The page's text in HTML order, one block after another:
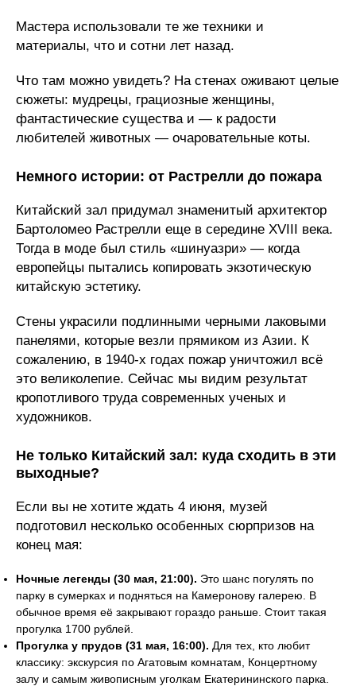
Мастера использовали те же техники и
материалы, что и сотни лет назад.
Что там можно увидеть? На стенах оживают целые
сюжеты: мудрецы, грациозные женщины,
фантастические существа и — к радости
любителей животных — очаровательные коты.
Немного истории: от Растрелли до пожара
Китайский зал придумал знаменитый архитектор
Бартоломео Растрелли еще в середине XVIII века.
Тогда в моде был стиль «шинуазри» — когда
европейцы пытались копировать экзотическую
китайскую эстетику.
Стены украсили подлинными черными лаковыми
панелями, которые везли прямиком из Азии. К
сожалению, в 1940-х годах пожар уничтожил всё
это великолепие. Сейчас мы видим результат
кропотливого труда современных ученых и
художников.
Не только Китайский зал: куда сходить в эти
выходные?
Если вы не хотите ждать 4 июня, музей
подготовил несколько особенных сюрпризов на
конец мая:
Ночные легенды (30 мая, 21:00). Это шанс погулять по
парку в сумерках и подняться на Камеронову галерею. В
обычное время её закрывают гораздо раньше. Стоит такая
прогулка 1700 рублей.
Прогулка у прудов (31 мая, 16:00). Для тех, кто любит
классику: экскурсия по Агатовым комнатам, Концертному
залу и самым живописным уголкам Екатерининского парка.